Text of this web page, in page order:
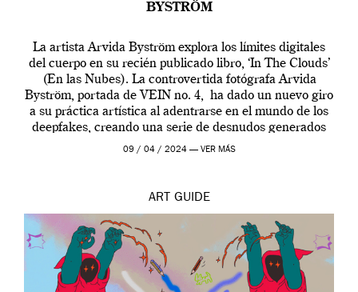
BYSTRÖM
La artista Arvida Byström explora los límites digitales
del cuerpo en su recién publicado libro, ‘In The Clouds’
(En las Nubes). La controvertida fotógrafa Arvida
Byström, portada de VEIN no. 4, ha dado un nuevo giro
a su práctica artística al adentrarse en el mundo de los
deepfakes, creando una serie de desnudos generados
por […]
09 / 04 / 2024 — VER MÁS
ART GUIDE